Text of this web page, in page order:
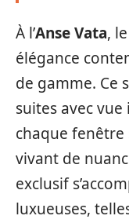
À l’Anse Vata, le
élégance
de gamme. Ce
suites avec
chaque fenêtre
vivant de
exclusif
luxueuses,